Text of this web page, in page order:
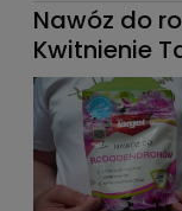
Nawóz do
Kwitnienie